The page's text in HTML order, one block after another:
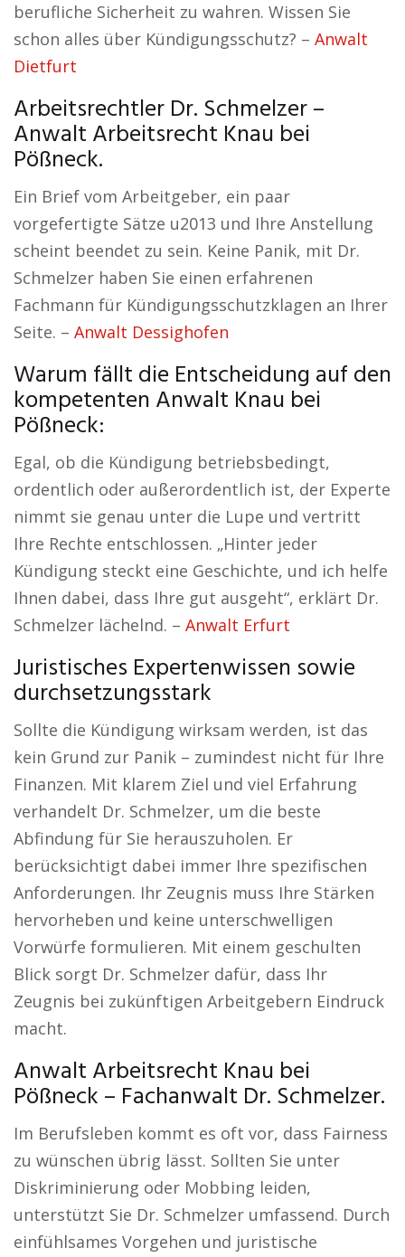
berufliche Sicherheit zu wahren. Wissen Sie
schon alles über Kündigungsschutz? – Anwalt
Dietfurt
Arbeitsrechtler Dr. Schmelzer –
Anwalt Arbeitsrecht Knau bei
Pößneck.
Ein Brief vom Arbeitgeber, ein paar
vorgefertigte Sätze u2013 und Ihre Anstellung
scheint beendet zu sein. Keine Panik, mit Dr.
Schmelzer haben Sie einen erfahrenen
Fachmann für Kündigungsschutzklagen an Ihrer
Seite. – Anwalt Dessighofen
Warum fällt die Entscheidung auf den
kompetenten Anwalt Knau bei
Pößneck:
Egal, ob die Kündigung betriebsbedingt,
ordentlich oder außerordentlich ist, der Experte
nimmt sie genau unter die Lupe und vertritt
Ihre Rechte entschlossen. „Hinter jeder
Kündigung steckt eine Geschichte, und ich helfe
Ihnen dabei, dass Ihre gut ausgeht“, erklärt Dr.
Schmelzer lächelnd. – Anwalt Erfurt
Juristisches Expertenwissen sowie
durchsetzungsstark
Sollte die Kündigung wirksam werden, ist das
kein Grund zur Panik – zumindest nicht für Ihre
Finanzen. Mit klarem Ziel und viel Erfahrung
verhandelt Dr. Schmelzer, um die beste
Abfindung für Sie herauszuholen. Er
berücksichtigt dabei immer Ihre spezifischen
Anforderungen. Ihr Zeugnis muss Ihre Stärken
hervorheben und keine unterschwelligen
Vorwürfe formulieren. Mit einem geschulten
Blick sorgt Dr. Schmelzer dafür, dass Ihr
Zeugnis bei zukünftigen Arbeitgebern Eindruck
macht.
Anwalt Arbeitsrecht Knau bei
Pößneck – Fachanwalt Dr. Schmelzer.
Im Berufsleben kommt es oft vor, dass Fairness
zu wünschen übrig lässt. Sollten Sie unter
Diskriminierung oder Mobbing leiden,
unterstützt Sie Dr. Schmelzer umfassend. Durch
einfühlsames Vorgehen und juristische